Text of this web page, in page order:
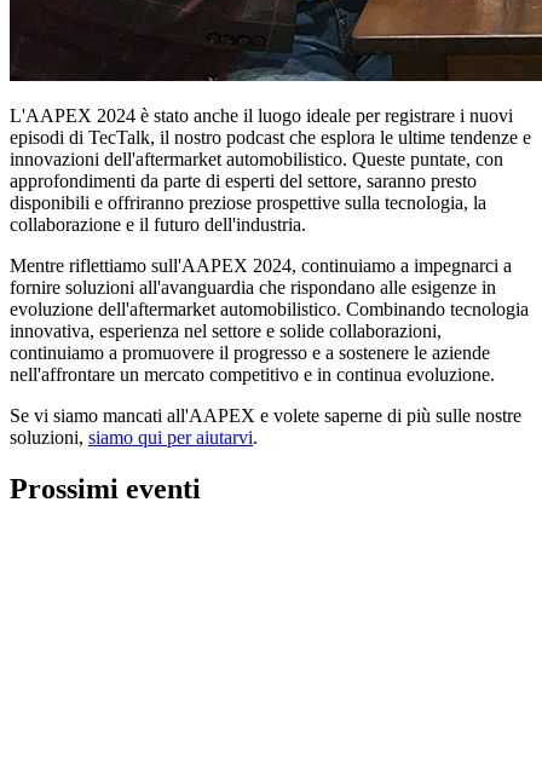
L'AAPEX 2024 è stato anche il luogo ideale per registrare i nuovi
episodi di TecTalk, il nostro podcast che esplora le ultime tendenze e
innovazioni dell'aftermarket automobilistico. Queste puntate, con
approfondimenti da parte di esperti del settore, saranno presto
disponibili e offriranno preziose prospettive sulla tecnologia, la
collaborazione e il futuro dell'industria.
Mentre riflettiamo sull'AAPEX 2024, continuiamo a impegnarci a
fornire soluzioni all'avanguardia che rispondano alle esigenze in
evoluzione dell'aftermarket automobilistico. Combinando tecnologia
innovativa, esperienza nel settore e solide collaborazioni,
continuiamo a promuovere il progresso e a sostenere le aziende
nell'affrontare un mercato competitivo e in continua evoluzione.
Se vi siamo mancati all'AAPEX e volete saperne di più sulle nostre
soluzioni, siamo qui per aiutarvi.
Prossimi eventi